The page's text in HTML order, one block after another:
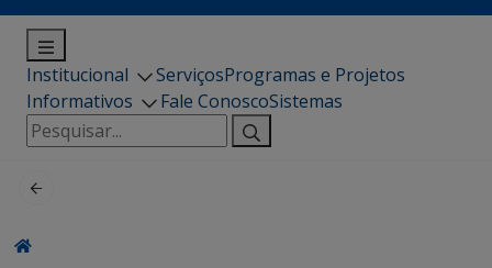
Institucional ServiçosProgramas e Projetos
Informativos
Fale ConoscoSistemas
Pesquisar
por: